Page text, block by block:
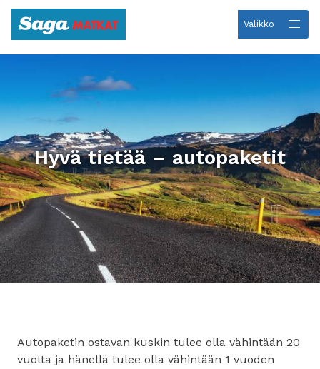
Etusivulle
Valikko
Hyvä tietää – autopaketit
Autopaketin ostavan kuskin tulee olla vähintään 20
vuotta ja hänellä tulee olla vähintään 1 vuoden